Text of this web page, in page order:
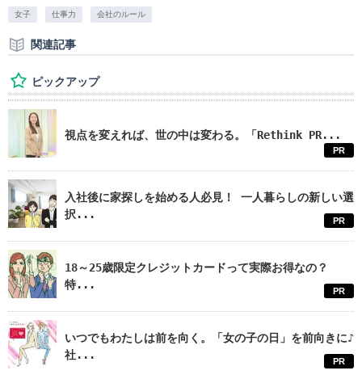
女子 仕事力 会社のルール
関連記事
ピックアップ
視点を変えれば、世の中は変わる。「Rethink PR...
PR
入社後に家探しを始める人必見！ 一人暮らしの新しい選
択...
PR
18～25歳限定クレジットカードって実際お得なの？
特...
PR
いつでもわたしは前を向く。「女の子の日」を前向きに♪
社...
PR